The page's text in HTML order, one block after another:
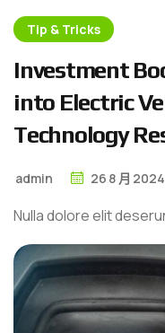
Tip & Tricks
Investment Bo
into ElectricVe
Technology Re
admin 26 8 月 2024
Nulla dolore elit